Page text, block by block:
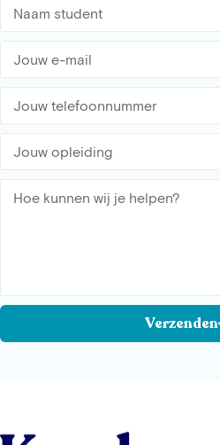
Verzenden